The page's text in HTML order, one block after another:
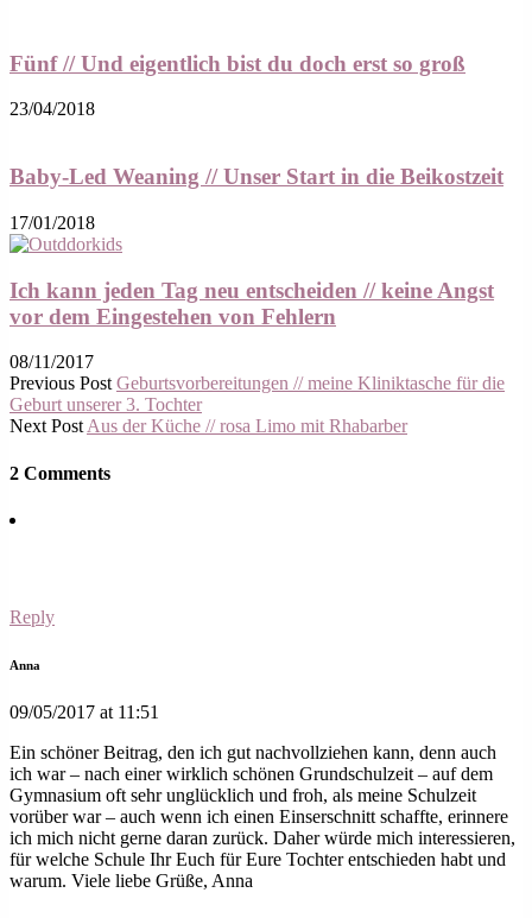
Fünf // Und eigentlich bist du doch erst so groß
23/04/2018
Baby-Led Weaning // Unser Start in die Beikostzeit
17/01/2018
Ich kann jeden Tag neu entscheiden // keine Angst
vor dem Eingestehen von Fehlern
08/11/2017
Previous Post Geburtsvorbereitungen // meine Kliniktasche für die
Geburt unserer 3. Tochter
Next Post Aus der Küche // rosa Limo mit Rhabarber
2 Comments
Reply
Anna
09/05/2017 at 11:51
Ein schöner Beitrag, den ich gut nachvollziehen kann, denn auch
ich war – nach einer wirklich schönen Grundschulzeit – auf dem
Gymnasium oft sehr unglücklich und froh, als meine Schulzeit
vorüber war – auch wenn ich einen Einserschnitt schaffte, erinnere
ich mich nicht gerne daran zurück. Daher würde mich interessieren,
für welche Schule Ihr Euch für Eure Tochter entschieden habt und
warum. Viele liebe Grüße, Anna